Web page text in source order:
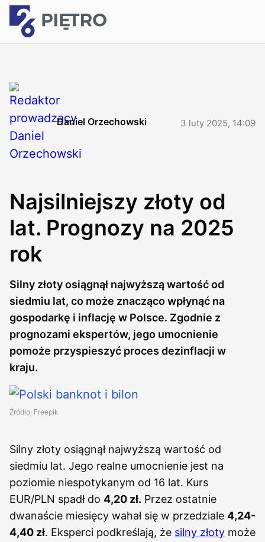
Daniel Orzechowski 3 luty 2025, 14:09
Najsilniejszy złoty od
lat. Prognozy na 2025
rok
Silny złoty osiągnął najwyższą wartość od
siedmiu lat, co może znacząco wpłynąć na
gospodarkę i inflację w Polsce. Zgodnie z
prognozami ekspertów, jego umocnienie
pomoże przyspieszyć proces dezinflacji w
kraju.
Źródło: Freepik
Silny złoty osiągnął najwyższą wartość od
siedmiu lat. Jego realne umocnienie jest na
poziomie niespotykanym od 16 lat. Kurs
EUR/PLN spadł do 4,20 zł. Przez ostatnie
dwanaście miesięcy wahał się w przedziale 4,24-
4,40 zł. Eksperci podkreślają, że silny złoty może